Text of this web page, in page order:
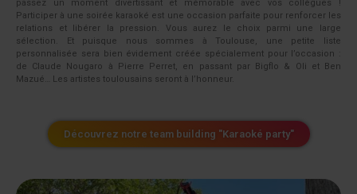
passez un moment divertissant et mémorable avec vos collègues !
Participer à une soirée karaoké est une occasion parfaite pour renforcer les
relations et libérer la pression. Vous aurez le choix parmi une large
sélection. Et puisque nous sommes à Toulouse, une petite liste
personnalisée sera bien évidement créée spécialement pour l’occasion :
de Claude Nougaro à Pierre Perret, en passant par Bigflo & Oli et Ben
Mazué… Les artistes toulousains seront à l’honneur.
Découvrez notre team building "Karaoké party"